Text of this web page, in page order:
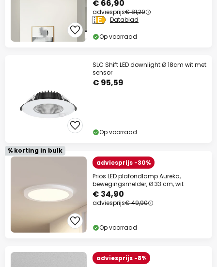
€ 66,90
adviesprijs€ 81,29
Datablad
Op voorraad
SLC Shift LED downlight Ø 18cm wit met
sensor
€ 95,59
Op voorraad
% korting in bulk
adviesprijs -30%
Prios LED plafondlamp Aureka,
bewegingsmelder, Ø 33 cm, wit
€ 34,90
adviesprijs€ 49,90
Op voorraad
adviesprijs -8%